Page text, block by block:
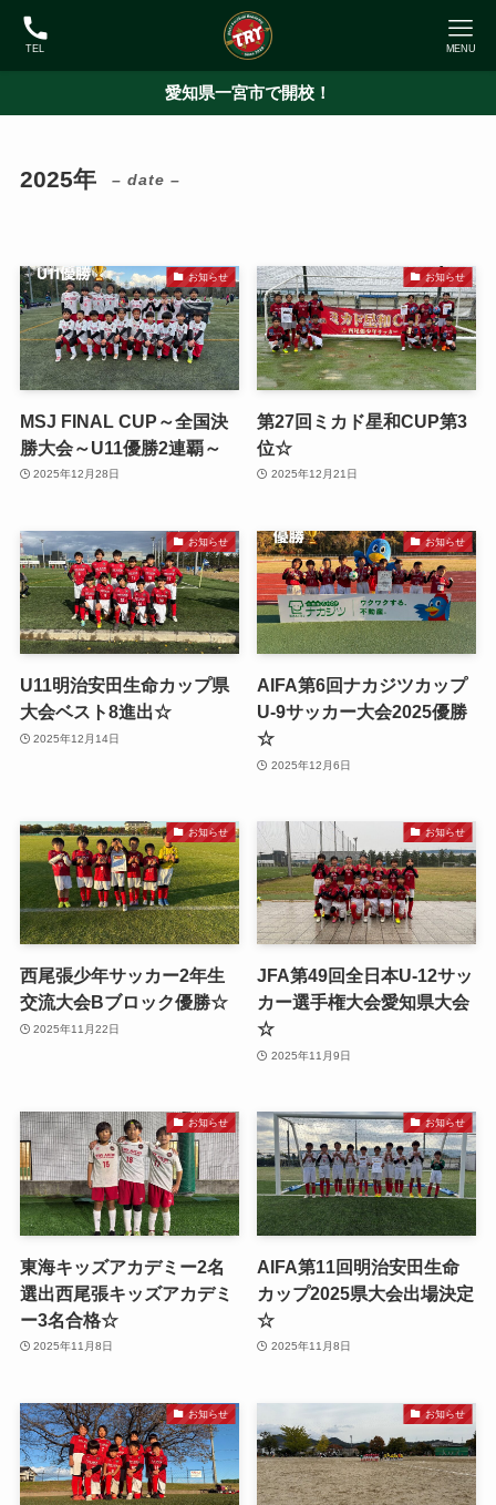
TEL MENU
愛知県一宮市で開校！
2025年 – date –
お知らせ
MSJ FINAL CUP～全国決
勝大会～U11優勝2連覇～
2025年12月28日
お知らせ
第27回ミカド星和CUP第3
位☆
2025年12月21日
お知らせ
U11明治安田生命カップ県
大会ベスト8進出☆
2025年12月14日
お知らせ
AIFA第6回ナカジツカップ
U-9サッカー大会2025優勝
☆
2025年12月6日
お知らせ
西尾張少年サッカー2年生
交流大会Bブロック優勝☆
2025年11月22日
お知らせ
JFA第49回全日本U-12サッ
カー選手権大会愛知県大会
☆
2025年11月9日
お知らせ
東海キッズアカデミー2名
選出西尾張キッズアカデミ
ー3名合格☆
2025年11月8日
お知らせ
AIFA第11回明治安田生命
カップ2025県大会出場決定
☆
2025年11月8日
お知らせ お知らせ